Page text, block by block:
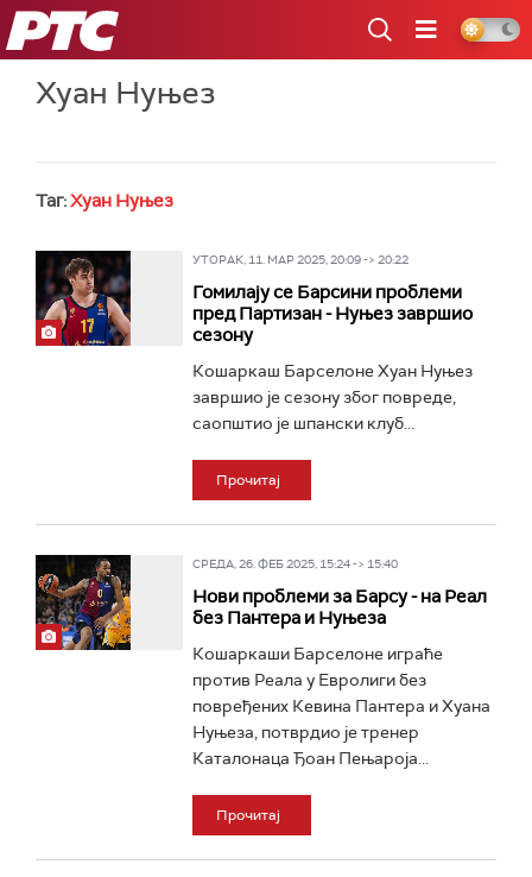
РТС
Хуан Нуњез
Таг:Хуан Нуњез
УТОРАК, 11. МАР 2025, 20:09 -> 20:22
Гомилају се Барсини проблеми
пред Партизан - Нуњез завршио
сезону
Кошаркаш Барселоне Хуан Нуњез
завршио је сезону због повреде,
саопштио је шпански клуб...
Прочитај
СРЕДА, 26. ФЕБ 2025, 15:24 -> 15:40
Нови проблеми за Барсу - на Реал
без Пантера и Нуњеза
Кошаркаши Барселоне играће
против Реала у Евролиги без
повређених Кевина Пантера и Хуана
Нуњеза, потврдио је тренер
Каталонаца Ђоан Пењароја...
Прочитај